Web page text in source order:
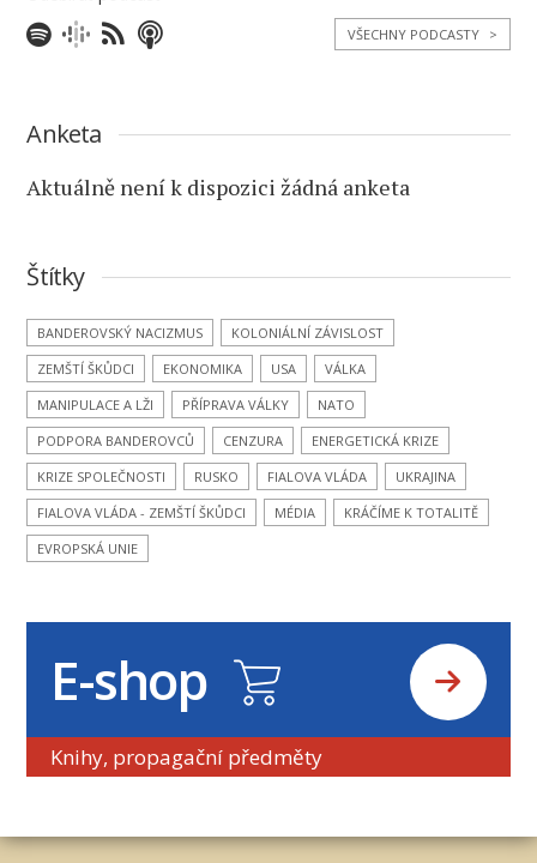
VŠECHNY PODCASTY >
Anketa
Aktuálně není k dispozici žádná anketa
Štítky
BANDEROVSKÝ NACIZMUS
KOLONIÁLNÍ ZÁVISLOST
ZEMŠTÍ ŠKŮDCI
EKONOMIKA USA
VÁLKA
MANIPULACE A LŽI
PŘÍPRAVA VÁLKY
NATO
PODPORA BANDEROVCŮ
CENZURA
ENERGETICKÁ KRIZE
KRIZE SPOLEČNOSTI
RUSKO FIALOVA VLÁDA
UKRAJINA
FIALOVA VLÁDA - ZEMŠTÍ ŠKŮDCI
MÉDIA
KRÁČÍME K TOTALITĚ
EVROPSKÁ UNIE
E-shop
Knihy, propagační předměty